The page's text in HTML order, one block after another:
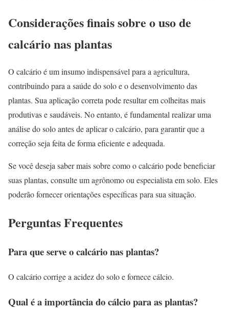
Considerações finais sobre o uso de
calcário nas plantas
O calcário é um insumo indispensável para a agricultura,
contribuindo para a saúde do solo e o desenvolvimento das
plantas. Sua aplicação correta pode resultar em colheitas mais
produtivas e saudáveis. No entanto, é fundamental realizar uma
análise do solo antes de aplicar o calcário, para garantir que a
correção seja feita de forma eficiente e adequada.
Se você deseja saber mais sobre como o calcário pode beneficiar
suas plantas, consulte um agrônomo ou especialista em solo. Eles
poderão fornecer orientações específicas para sua situação.
Perguntas Frequentes
Para que serve o calcário nas plantas?
O calcário corrige a acidez do solo e fornece cálcio.
Qual é a importância do cálcio para as plantas?